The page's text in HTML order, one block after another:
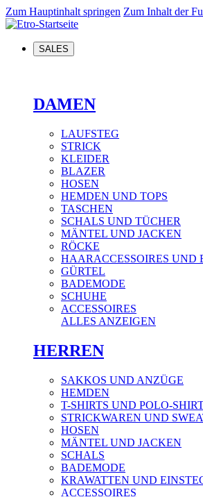
Zum Hauptinhalt springen Zum Inhalt der
SALES
DAMEN
LAUFSTEG
STRICK
KLEIDER
BLAZER
HOSEN
HEMDEN UND TOPS
TASCHEN
SCHALS UND TÜCHER
MÄNTEL UND JACKEN
RÖCKE
HAARACCESSOIRES UND
GÜRTEL
BADEMODE
SCHUHE
ACCESSOIRES
ALLES ANZEIGEN
HERREN
SAKKOS UND ANZÜGE
HEMDEN
T-SHIRTS UND POLO-
STRICKWAREN UND
HOSEN
MÄNTEL UND JACKEN
SCHALS
BADEMODE
KRAWATTEN UND
ACCESSOIRES